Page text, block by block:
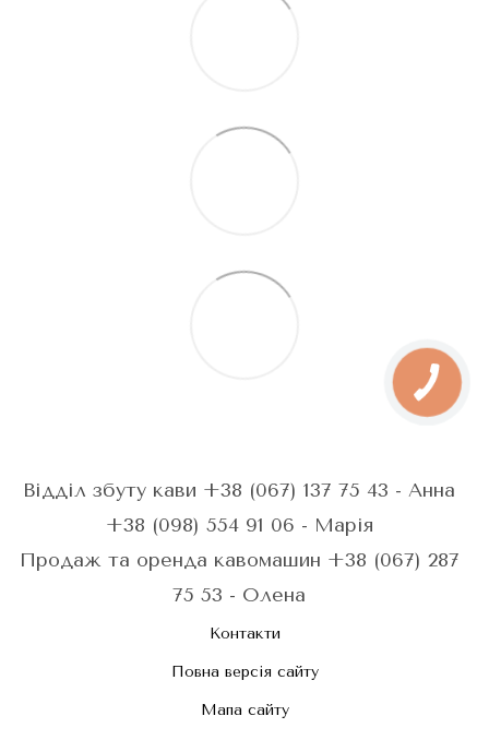
Відділ збуту кави +38 (067) 137 75 43 - Анна
+38 (098) 554 91 06 - Марія
Продаж та оренда кавомашин +38 (067) 287
75 53 - Олена
Контакти
Повна версія сайту
Мапа сайту